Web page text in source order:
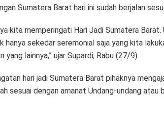
Sumatera Barat hari ini sudah berjalan
kita memperingati Hari Jadi Sumatera
sekedar seremonial saja yang kita
lainnya,” ujar Supardi, Rabu (27/9)
hari jadi Sumatera Barat pihaknya
sesuai dengan amanat Undang-undang